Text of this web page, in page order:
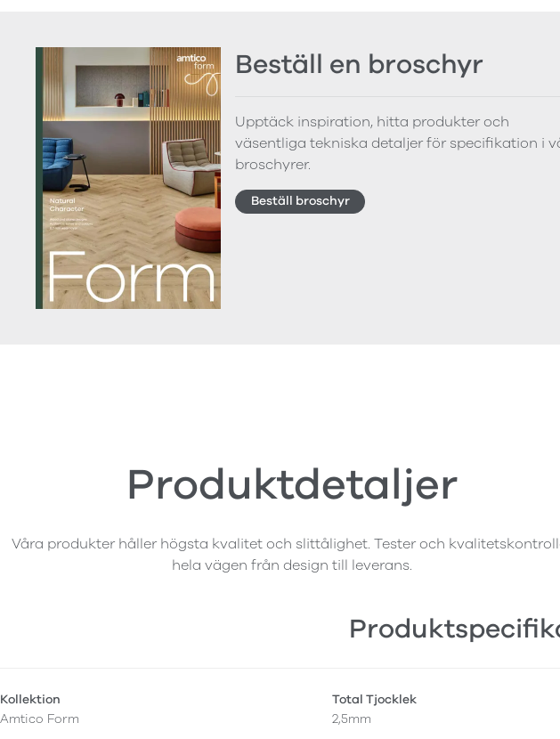
Beställ en broschyr
Upptäck inspiration, hitta produkter och
väsentliga tekniska detaljer för specifikation i
broschyrer.
Beställ broschyr
Produktdetaljer
Våra produkter håller högsta kvalitet och slittålighet. Tester och
hela vägen från design till leverans.
Kollektion
Amtico Form
Total Tjocklek
2,5mm